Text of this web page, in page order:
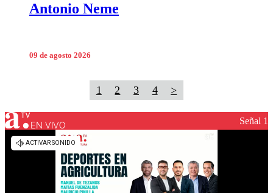
Antonio Neme
09 de agosto 2026
1 2 3 4 >
EN VIVO Señal 1